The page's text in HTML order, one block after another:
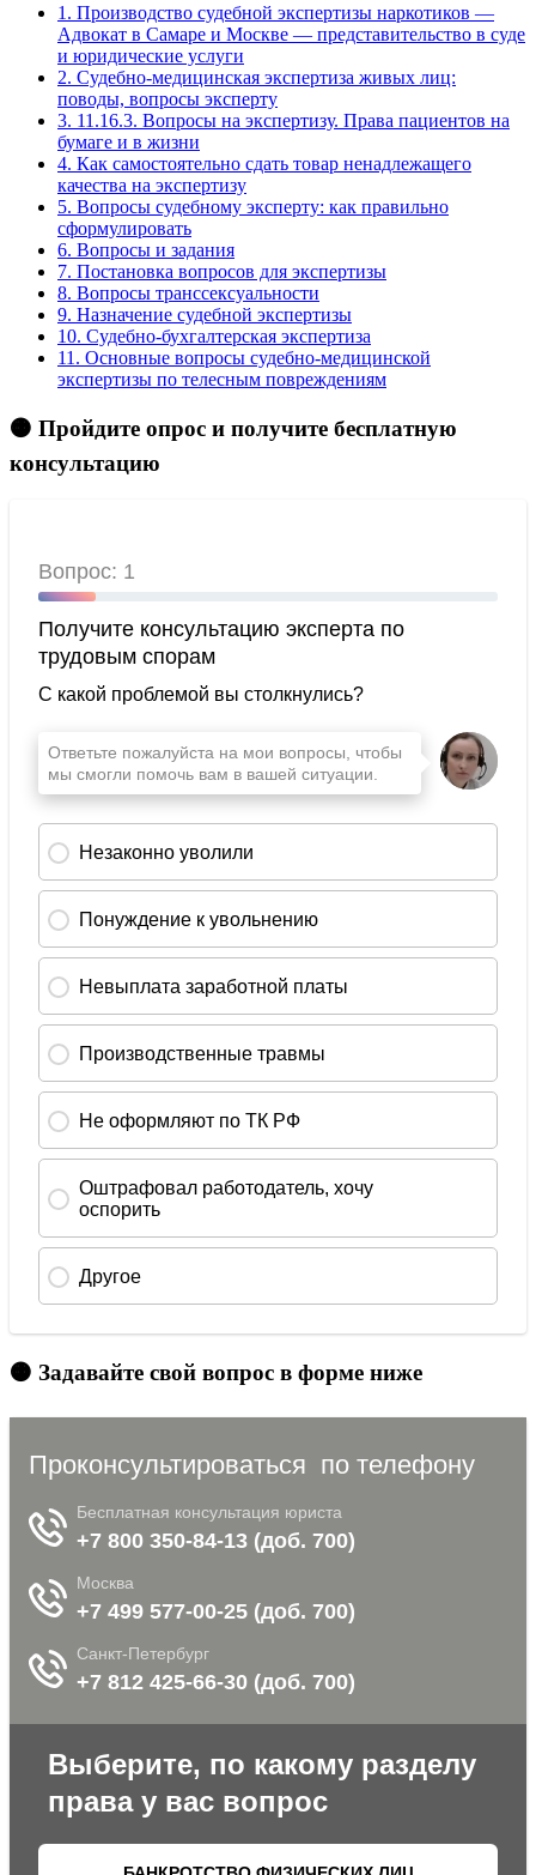
1. Производство судебной экспертизы наркотиков —
Адвокат в Самаре и Москве — представительство в суде
и юридические услуги
2. Судебно-медицинская экспертиза живых лиц:
поводы, вопросы эксперту
3. 11.16.3. Вопросы на экспертизу. Права пациентов на
бумаге и в жизни
4. Как самостоятельно сдать товар ненадлежащего
качества на экспертизу
5. Вопросы судебному эксперту: как правильно
сформулировать
6. Вопросы и задания
7. Постановка вопросов для экспертизы
8. Вопросы транссексуальности
9. Назначение судебной экспертизы
10. Судебно-бухгалтерская экспертиза
11. Основные вопросы судебно-медицинской
экспертизы по телесным повреждениям
🟠 Пройдите опрос и получите бесплатную
консультацию
🟠 Задавайте свой вопрос в форме ниже